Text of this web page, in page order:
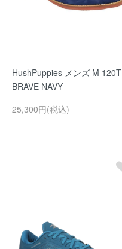
HushPuppies メンズ M 120T
BRAVE NAVY
25,300円(税込)